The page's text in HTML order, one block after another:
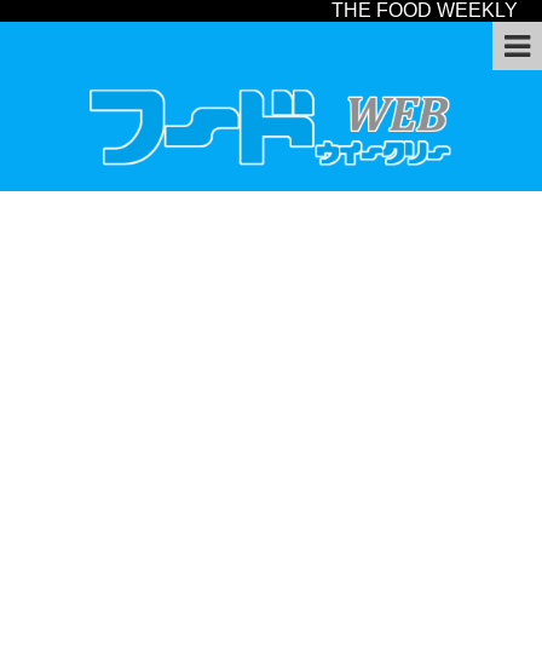
THE FOOD WEEKLY